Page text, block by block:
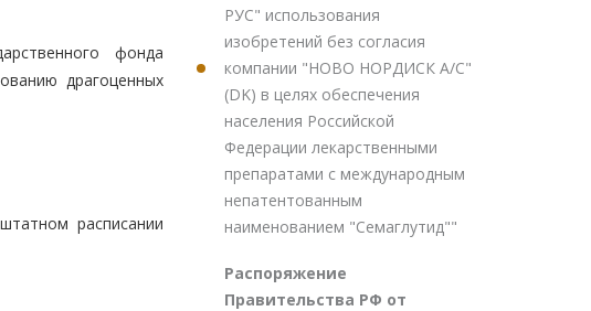
фонда
драгоценных
расписании
РУС" использования
изобретений без согласия
компании "НОВО НОРДИСК А/С"
(DK) в целях обеспечения
населения Российской
Федерации лекарственными
препаратами с международным
непатентованным
наименованием "Семаглутид""
Распоряжение
Правительства РФ от